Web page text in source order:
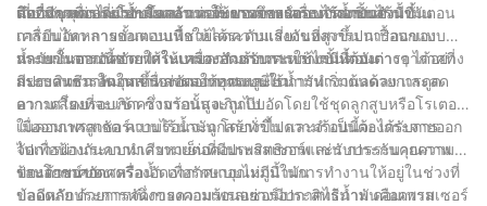
ลึกที่มีคุณค่าเกี่ยวกับโลกอันน่าทึ่งของการอัดอากาศแบบไร้น้ำมัน
เกี่ยวกับคุณประโยชน์และการใช้งานของเครื่องอัดอากาศ
ติดอื่นๆ เพื่อลดแรงเสียดทานและการสึกหรอระหว่างชิ้นส่วนที่
เคลื่อนไหว การออกแบบนี้ช่วยลดความเสี่ยงของการปนเปื้อนของ
น้ำมันในอากาศอัด ทำให้เหมาะสำหรับการใช้งานที่ต้องการอากาศที่
สะอาด เช่น ในอุตสาหกรรมอาหารและยา
นอกจากการไม่มีน้ำมันแล้ว คอมเพรสเซอร์แบบไร้น้ำมันยังมีขั้นตอน
การบีบอัดหลายขั้นตอนเพื่อให้ได้ระดับแรงดันที่สูงขึ้น การออกแบบ
หลายขั้นตอนนี้ช่วยให้ระบายความร้อนระหว่างขั้นตอนต่างๆ ได้อย่าง
มีประสิทธิภาพมากขึ้น ส่งผลให้อุณหภูมิในการทำงานลดลง และลด
ความเสี่ยงที่จะเกิดความร้อนสูงเกินไป
กระบวนการอัดอากาศในเครื่องอัดอากาศแบบไม่มีน้ำมัน
กระบวนการอัดในเครื่องอัดอากาศแบบไร้น้ำมันเริ่มต้นด้วยการดูด
อากาศโดยรอบเข้า ซึ่งจากนั้นจะถูกบีบอัดโดยใช้ชุดลูกสูบหรือโรเตอร์
เมื่ออากาศถูกอัด ความร้อนจะถูกสร้างขึ้น และจำเป็นต้องกระจายออก
ไปเพื่อป้องกันความเสียหายต่อคอมเพรสเซอร์และรับประกันคุณภาพ
ของอากาศอัด
ในคอมเพรสเซอร์แบบไร้น้ำมัน โดยทั่วไปความร้อนนี้จะได้รับการ
จัดการผ่านระบบทำความเย็นที่มีประสิทธิภาพ เช่น การระบายความ
ร้อนด้วยอากาศหรือน้ำ เพื่อรักษาอุณหภูมิในการทำงานให้อยู่ในช่วงที่
ปลอดภัย ด้วยการจัดการความร้อนอย่างมีประสิทธิภาพ คอมเพรสเซอร์
ประโยชน์ของเครื่องอัดอากาศแบบไม่มีน้ำมัน
ข้อดีหลักประการหนึ่งของคอมเพรสเซอร์อากาศไร้น้ำมันคือความ